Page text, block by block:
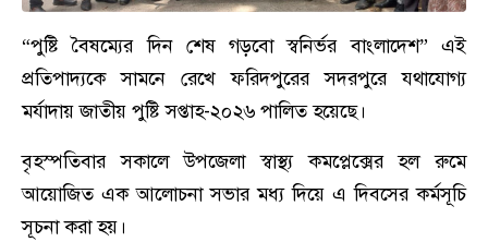
“পুষ্টি বৈষম্যের দিন শেষ গড়বো স্বনির্ভর বাংলাদেশ” এই
প্রতিপাদ্যকে সামনে রেখে ফরিদপুরের সদরপুরে যথাযোগ্য
মর্যাদায় জাতীয় পুষ্টি সপ্তাহ-২০২৬ পালিত হয়েছে।
বৃহস্পতিবার সকালে উপজেলা স্বাস্থ্য কমপ্লেক্সের হল রুমে
আয়োজিত এক আলোচনা সভার মধ্য দিয়ে এ দিবসের কর্মসূচি
সূচনা করা হয়।